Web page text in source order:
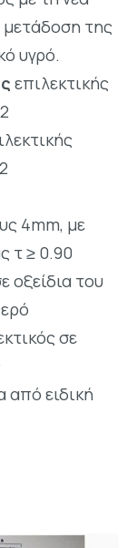
της
υγρό.
επιλεκτικής
4mm, με
τ ≥ 0.90
οξείδια του
σε
ειδική